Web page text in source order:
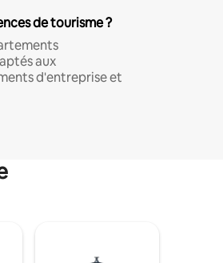
de tourisme ?
aux
d'entreprise et